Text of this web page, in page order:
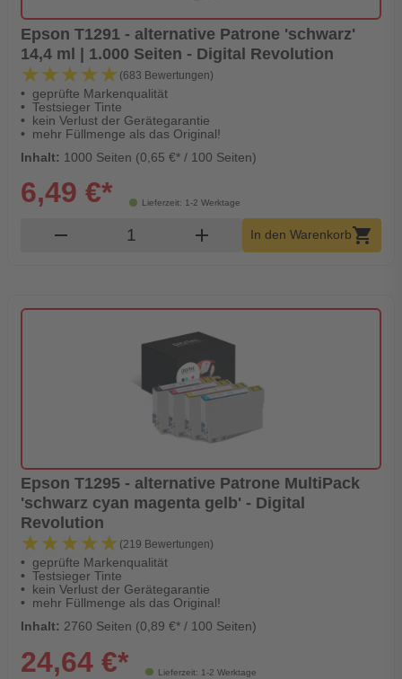
Epson T1291 - alternative Patrone 'schwarz'
14,4 ml | 1.000 Seiten - Digital Revolution
★★★★★
★★★★★ (683 Bewertungen)
geprüfte Markenqualität
Testsieger Tinte
kein Verlust der Gerätegarantie
mehr Füllmenge als das Original!
Inhalt: 1000 Seiten (0,65 €* / 100 Seiten)
Lieferzeit: 1-2 Werktage
6,49 €*
remove Produkt Warenkorb Menge
add In den Warenkorbshopping_cart
Epson T1295 - alternative Patrone MultiPack
'schwarz cyan magenta gelb' - Digital
Revolution
★★★★★
★★★★★ (219 Bewertungen)
geprüfte Markenqualität
Testsieger Tinte
kein Verlust der Gerätegarantie
mehr Füllmenge als das Original!
Inhalt: 2760 Seiten (0,89 €* / 100 Seiten)
Lieferzeit: 1-2 Werktage
24,64 €*